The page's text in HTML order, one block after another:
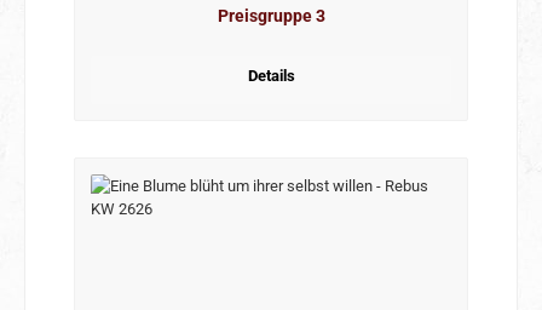
Preisgruppe 3
Details